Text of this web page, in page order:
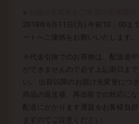
2018年6月11日(月) 午前10：00ま
ートへご連絡をお願いいたします。
※代金引換でのお荷物は、配送途中
ができませんので必ず上記期日ま
い。 出荷以降のお届け先変更につ
商品の返送後、再出荷での対応に
配送にかかります運賃をお客様負
ますのでご注意ください